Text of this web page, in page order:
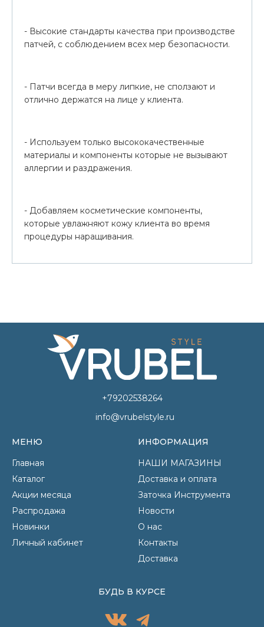
- Высокие стандарты качества при производстве
патчей, с соблюдением всех мер безопасности.
- Патчи всегда в меру липкие, не сползают и
отлично держатся на лице у клиента.
- Используем только высококачественные
материалы и компоненты которые не вызывают
аллергии и раздражения.
- Добавляем косметические компоненты,
которые увлажняют кожу клиента во время
процедуры наращивания.
+79202538264
info@vrubelstyle.ru
МЕНЮ
Главная
Каталог
Акции месяца
Распродажа
Новинки
Личный кабинет
ИНФОРМАЦИЯ
НАШИ МАГАЗИНЫ
Доставка и оплата
Заточка Инструмента
Новости
О нас
Контакты
Доставка
БУДЬ В КУРСЕ